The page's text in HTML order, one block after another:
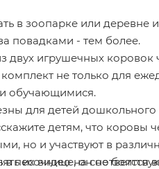
в зоопарке или деревне
повадками - тем более.
двух игрушечных
не только для
обучающимися.
для детей
детям, что коровы
но и участвуют в
их видео на
песочнице, он не боится